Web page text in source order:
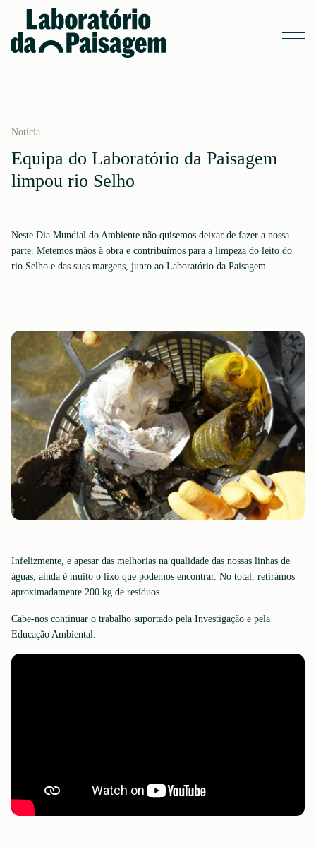
Notícia
Equipa do Laboratório da Paisagem
limpou rio Selho
Neste Dia Mundial do Ambiente não quisemos deixar de fazer a nossa
parte. Metemos mãos à obra e contribuímos para a limpeza do leito do
rio Selho e das suas margens, junto ao Laboratório da Paisagem.
Infelizmente, e apesar das melhorias na qualidade das nossas linhas de
águas, ainda é muito o lixo que podemos encontrar. No total, retirámos
aproximadamente 200 kg de resíduos.
Cabe-nos continuar o trabalho suportado pela Investigação e pela
Educação Ambiental.